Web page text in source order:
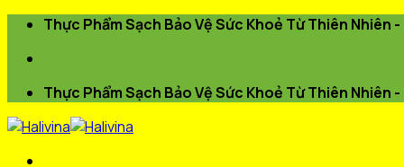
Thực Phẩm Sạch Bảo Vệ Sức Khoẻ Từ Thiên Nhiên -
Thực Phẩm Sạch Bảo Vệ Sức Khoẻ Từ Thiên Nhiên -